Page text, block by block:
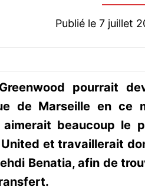
Publié le 7 juillet
pourrait
de Marseille en ce
beaucoup le
et travaillerait
Benatia, afin de